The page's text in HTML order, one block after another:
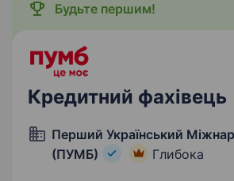
Будьте першим!
Кредитний фахівець
Перший Український
(ПУМБ)
Глибока